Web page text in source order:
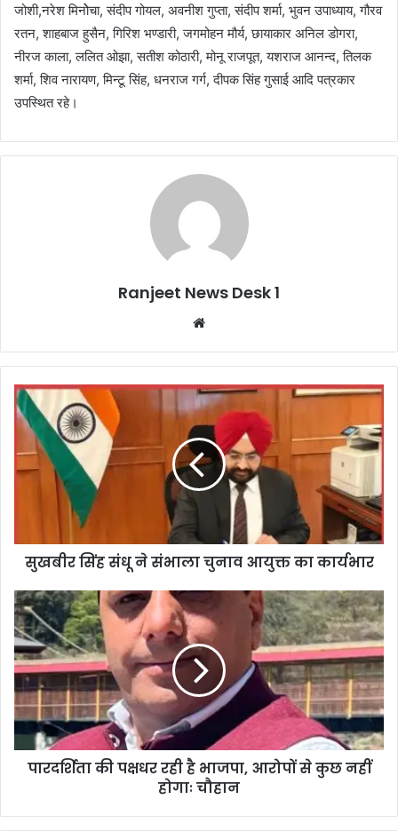
जोशी,नरेश मिनोेचा, संदीप गोयल, अवनीश गुप्ता, संदीप शर्मा, भुवन उपाध्याय, गौरव
रतन, शाहबाज हुसैन, गिरिश भण्डारी, जगमोहन मौर्य, छायाकार अनिल डोगरा,
नीरज काला, ललित ओझा, सतीश कोठारी, मोनू राजपूत, यशराज आनन्द, तिलक
शर्मा, शिव नारायण, मिन्टू सिंह, धनराज गर्ग, दीपक सिंह गुसाई आदि पत्रकार
उपस्थित रहे।
Ranjeet News Desk 1
te
सुखबीर सिंह संधू ने संभाला चुनाव आयुक्त का कार्यभार
पारदर्शिता की पक्षधर रही है भाजपा, आरोपों से कुछ नहीं
होगाः चौहान